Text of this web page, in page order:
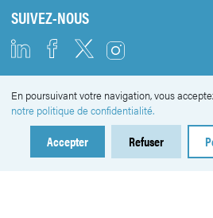
SUIVEZ-NOUS
NEWSLETTER
En poursuivant votre navigation, vous
notre politique de confidentialité.
Accepter Refuser